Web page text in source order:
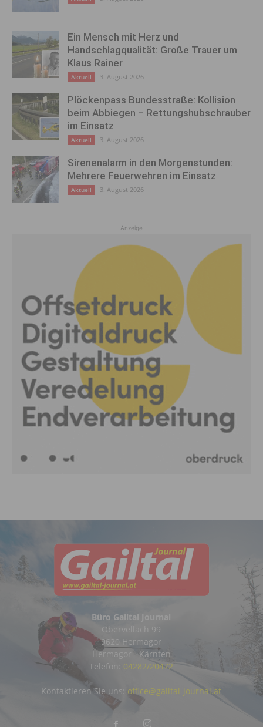
Ein Mensch mit Herz und
Handschlagqualität: Große Trauer um
Klaus Rainer
Aktuell 3. August 2026
Plöckenpass Bundesstraße: Kollision
beim Abbiegen – Rettungshubschrauber
im Einsatz
Aktuell 3. August 2026
Sirenenalarm in den Morgenstunden:
Mehrere Feuerwehren im Einsatz
Aktuell 3. August 2026
Anzeige
Büro Gailtal Journal
Obervellach 99
9620 Hermagor
Hermagor - Kärnten
Telefon: 04282/20472
Kontaktieren Sie uns: office@gailtal-journal.at